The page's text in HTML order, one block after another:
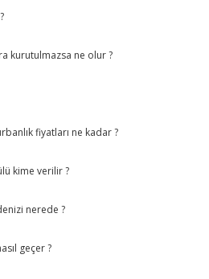
kurutulmazsa ne olur ?
fiyatları ne kadar ?
kime verilir ?
nerede ?
geçer ?